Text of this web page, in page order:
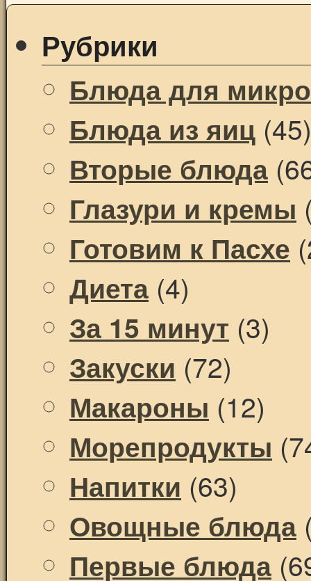
Рубрики
Блюда для
Блюда из яиц (45)
Вторые блюда
Глазури и кремы
Готовим к Пасхе
Диета (4)
За 15 минут (3)
Закуски (72)
Макароны (12)
Морепродукты
Напитки (63)
Овощные блюда
Первые блюда